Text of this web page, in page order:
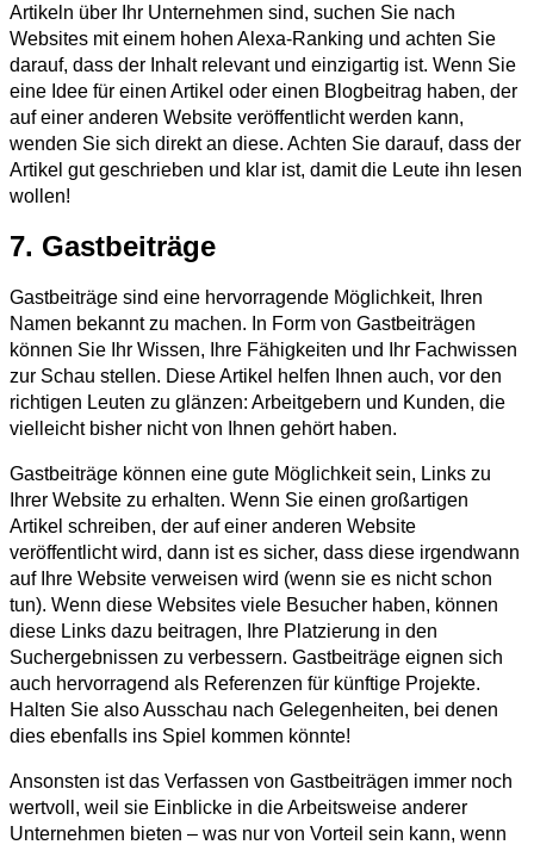
Artikeln über Ihr Unternehmen sind, suchen Sie nach
Websites mit einem hohen Alexa-Ranking und achten Sie
darauf, dass der Inhalt relevant und einzigartig ist. Wenn Sie
eine Idee für einen Artikel oder einen Blogbeitrag haben, der
auf einer anderen Website veröffentlicht werden kann,
wenden Sie sich direkt an diese. Achten Sie darauf, dass der
Artikel gut geschrieben und klar ist, damit die Leute ihn lesen
wollen!
7. Gastbeiträge
Gastbeiträge sind eine hervorragende Möglichkeit, Ihren
Namen bekannt zu machen. In Form von Gastbeiträgen
können Sie Ihr Wissen, Ihre Fähigkeiten und Ihr Fachwissen
zur Schau stellen. Diese Artikel helfen Ihnen auch, vor den
richtigen Leuten zu glänzen: Arbeitgebern und Kunden, die
vielleicht bisher nicht von Ihnen gehört haben.
Gastbeiträge können eine gute Möglichkeit sein, Links zu
Ihrer Website zu erhalten. Wenn Sie einen großartigen
Artikel schreiben, der auf einer anderen Website
veröffentlicht wird, dann ist es sicher, dass diese irgendwann
auf Ihre Website verweisen wird (wenn sie es nicht schon
tun). Wenn diese Websites viele Besucher haben, können
diese Links dazu beitragen, Ihre Platzierung in den
Suchergebnissen zu verbessern. Gastbeiträge eignen sich
auch hervorragend als Referenzen für künftige Projekte.
Halten Sie also Ausschau nach Gelegenheiten, bei denen
dies ebenfalls ins Spiel kommen könnte!
Ansonsten ist das Verfassen von Gastbeiträgen immer noch
wertvoll, weil sie Einblicke in die Arbeitsweise anderer
Unternehmen bieten – was nur von Vorteil sein kann, wenn